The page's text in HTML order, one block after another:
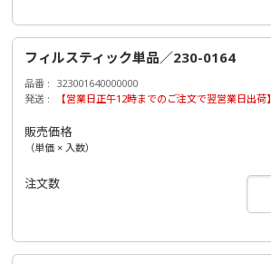
フィルスティック単品／230-0164
品番
323001640000000
発送
【営業日正午12時までのご注文で翌営業日出荷】
販売価格
（単価 × 入数）
注文数